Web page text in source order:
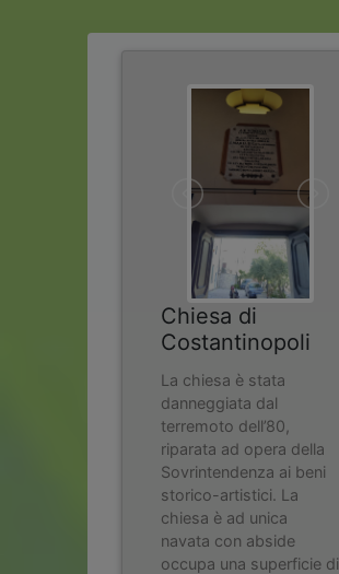
Chiesa di
Costantinopoli
La chiesa è stata
danneggiata dal
terremoto dell’80,
riparata ad opera della
Sovrintendenza ai beni
storico-artistici. La
chiesa è ad unica
navata con abside
occupa una superficie di